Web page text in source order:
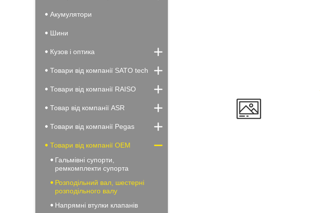
Акумулятори
Шини
Кузов і оптика
Товари від компанії SATO tech
Товари від компанії RAISO
Товар від компанії ASR
Товари від компанії Pegas
Товари від компанії OEM
Гальмівні супорти,
ремкомплекти супорта
Розподільний вал, шестерні
розподільного валу
Напрямні втулки клапанів